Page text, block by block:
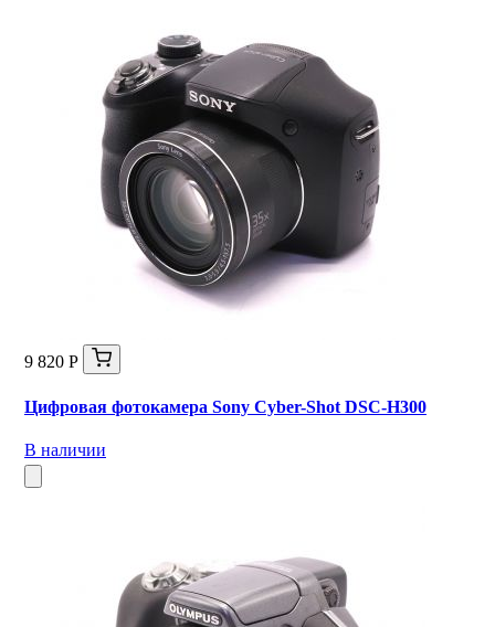
9 820 Р
Цифровая фотокамера Sony Cyber-Shot DSC-H300
В наличии